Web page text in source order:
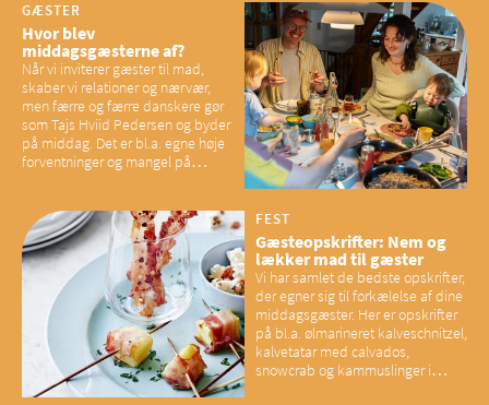
GÆSTER
Hvor blev
middagsgæsterne af?
Når vi inviterer gæster til mad,
skaber vi relationer og nærvær,
men færre og færre danskere gør
som Tajs Hviid Pedersen og byder
på middag. Det er bl.a. egne høje
forventninger og mangel på
have konsekvenser for vores
sociale fællesskaber
FEST
Gæsteopskrifter: Nem og
lækker mad til gæster
Vi har samlet de bedste opskrifter,
der egner sig til forkælelse af dine
middagsgæster. Her er opskrifter
på bl.a. ølmarineret kalveschnitzel,
kalvetatar med calvados,
snowcrab og kammuslinger i